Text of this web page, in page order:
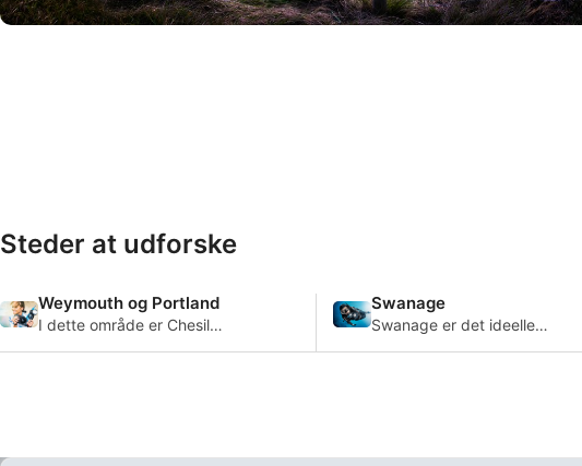
Steder at udforske
Weymouth og Portland
I dette område er Chesil
Swanage
Swanage er det ideelle